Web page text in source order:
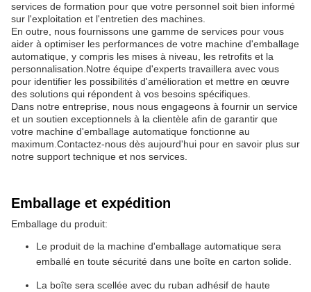
services de formation pour que votre personnel soit bien informé
sur l'exploitation et l'entretien des machines.
En outre, nous fournissons une gamme de services pour vous
aider à optimiser les performances de votre machine d'emballage
automatique, y compris les mises à niveau, les retrofits et la
personnalisation.Notre équipe d'experts travaillera avec vous
pour identifier les possibilités d'amélioration et mettre en œuvre
des solutions qui répondent à vos besoins spécifiques.
Dans notre entreprise, nous nous engageons à fournir un service
et un soutien exceptionnels à la clientèle afin de garantir que
votre machine d'emballage automatique fonctionne au
maximum.Contactez-nous dès aujourd'hui pour en savoir plus sur
notre support technique et nos services.
Emballage et expédition
Emballage du produit:
Le produit de la machine d'emballage automatique sera
emballé en toute sécurité dans une boîte en carton solide.
La boîte sera scellée avec du ruban adhésif de haute